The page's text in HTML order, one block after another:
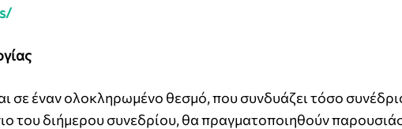
σε έναν ολοκληρωμένο θεσμό, που συνδυάζει τόσο
του διήμερου συνεδρίου, θα πραγματοποιηθούν